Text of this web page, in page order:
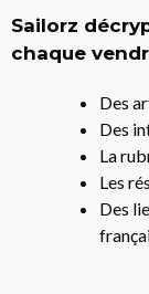
Sailorz
chaque
Des
Des
La
Les
Des